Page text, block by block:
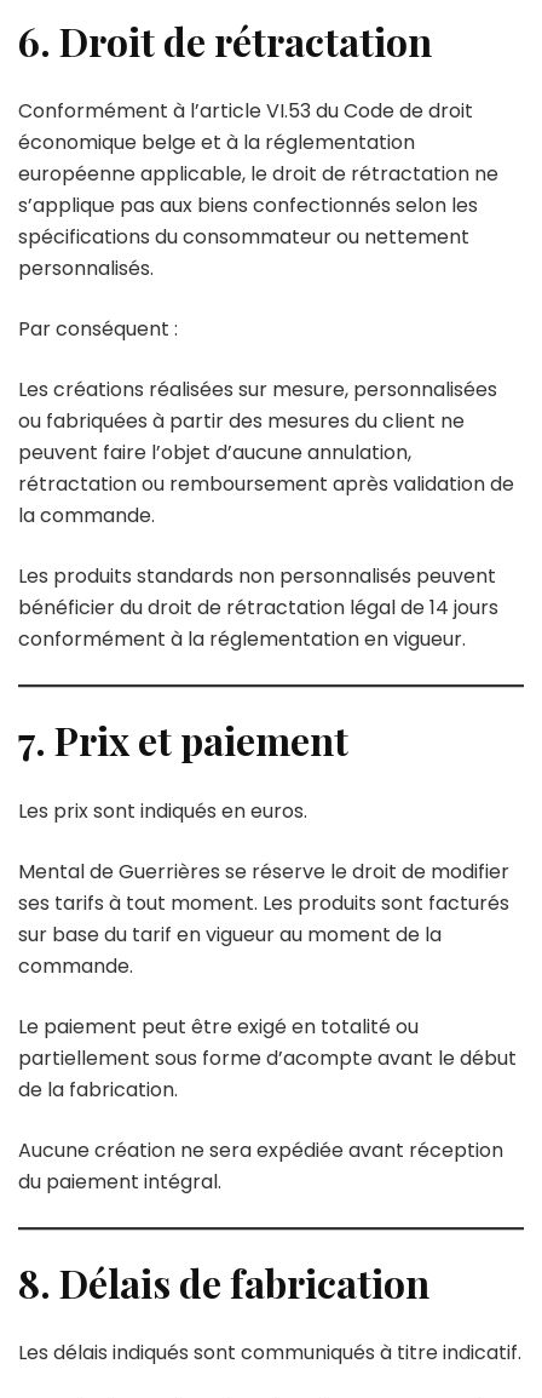
6. Droit de rétractation
Conformément à l’article VI.53 du Code de droit
économique belge et à la réglementation
européenne applicable, le droit de rétractation ne
s’applique pas aux biens confectionnés selon les
spécifications du consommateur ou nettement
personnalisés.
Par conséquent :
Les créations réalisées sur mesure, personnalisées
ou fabriquées à partir des mesures du client ne
peuvent faire l’objet d’aucune annulation,
rétractation ou remboursement après validation de
la commande.
Les produits standards non personnalisés peuvent
bénéficier du droit de rétractation légal de 14 jours
conformément à la réglementation en vigueur.
7. Prix et paiement
Les prix sont indiqués en euros.
Mental de Guerrières se réserve le droit de modifier
ses tarifs à tout moment. Les produits sont facturés
sur base du tarif en vigueur au moment de la
commande.
Le paiement peut être exigé en totalité ou
partiellement sous forme d’acompte avant le début
de la fabrication.
Aucune création ne sera expédiée avant réception
du paiement intégral.
8. Délais de fabrication
Les délais indiqués sont communiqués à titre indicatif.